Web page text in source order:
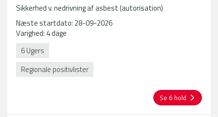
Sikkerhed v. nedrivning af asbest (autorisation)
6 Ugers
Regionale positivlister
Se 6 hold
Næste startdato: 28-09-2026
Varighed: 4 dage